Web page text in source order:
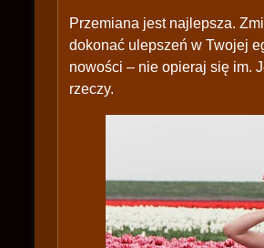
Przemiana jest najlepsza.
dokonać ulepszeń w Twojej
nowości – nie opieraj się im.
rzeczy.